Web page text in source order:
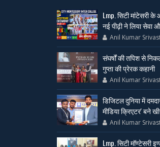
Lmp. सिटी मांटेसरी
नई पीढ़ी ने लिया सेवा
Anil Kumar
संघर्षों की तपिश से
गुप्ता की प्रेरक कहानी
Anil Kumar
डिजिटल दुनिया में
मीडिया क्रिएटर' बने
Anil Kumar
Lmp. सिटी मॉण्टेसरी